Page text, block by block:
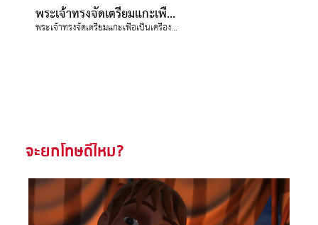
พระเจ้าทรงจัดเตรียมแกะเพื่อเป็นเครื่องเผาบูชา
พระเจ้าทรงจัดเตรียมแกะเพื่อเป็นเครื่องเผาบูชา
จะยกโทษดีไหม?